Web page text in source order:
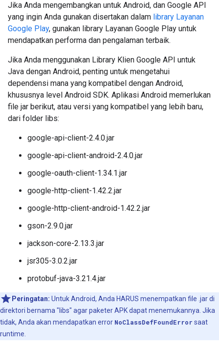
Jika Anda mengembangkan untuk Android, dan Google API
yang ingin Anda gunakan disertakan dalam library Layanan
Google Play, gunakan library Layanan Google Play untuk
mendapatkan performa dan pengalaman terbaik.
Jika Anda menggunakan Library Klien Google API untuk
Java dengan Android, penting untuk mengetahui
dependensi mana yang kompatibel dengan Android,
khususnya level Android SDK. Aplikasi Android memerlukan
file jar berikut, atau versi yang kompatibel yang lebih baru,
dari folder libs:
google-api-client-2.4.0.jar
google-api-client-android-2.4.0.jar
google-oauth-client-1.34.1.jar
google-http-client-1.42.2.jar
google-http-client-android-1.42.2.jar
gson-2.9.0.jar
jackson-core-2.13.3.jar
jsr305-3.0.2.jar
protobuf-java-3.21.4.jar
Peringatan: Untuk Android, Anda HARUS menempatkan file .jar di
direktori bernama "libs" agar paketer APK dapat menemukannya. Jika
tidak, Anda akan mendapatkan error NoClassDefFoundError saat
runtime.